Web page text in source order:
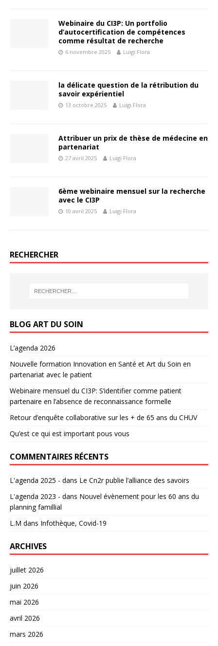
Webinaire du CI3P: Un portfolio
d’autocertification de compétences
comme résultat de recherche
6 novembre 2025 Luigi Flora
la délicate question de la rétribution du
savoir expérientiel
13 octobre 2025 Luigi Flora
Attribuer un prix de thèse de médecine en
partenariat
27 avril 2025 Luigi Flora
6ème webinaire mensuel sur la recherche
avec le CI3P
10 avril 2025 Luigi Flora
RECHERCHER
BLOG ART DU SOIN
L’agenda 2026
Nouvelle formation Innovation en Santé et Art du Soin en
partenariat avec le patient
Webinaire mensuel du CI3P: S’identifier comme patient
partenaire en l’absence de reconnaissance formelle
Retour d’enquête collaborative sur les + de 65 ans du CHUV
Qu’est ce qui est important pous vous
COMMENTAIRES RÉCENTS
L'agenda 2025 - dans Le Cn2r publie l’alliance des savoirs
L'agenda 2023 - dans Nouvel évènement pour les 60 ans du
planning famillial
L.M dans Infothèque, Covid-19
ARCHIVES
juillet 2026
juin 2026
mai 2026
avril 2026
mars 2026